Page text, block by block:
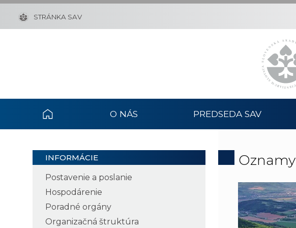
STRÁNKA SAV
O NÁS PREDSEDA SAV
INFORMÁCIE
Postavenie a poslanie
Hospodárenie
Poradné orgány
Organizačná štruktúra
Oznamy